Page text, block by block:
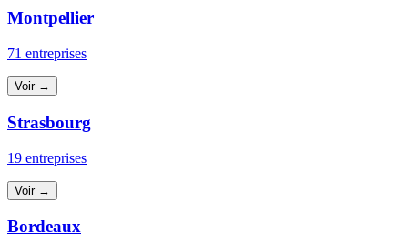
Montpellier
71 entreprises
Voir →
Strasbourg
19 entreprises
Voir →
Bordeaux